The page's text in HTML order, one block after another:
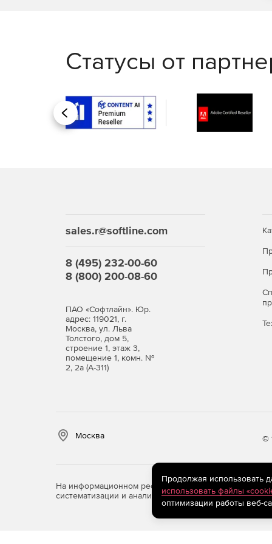
Статусы от
Назад
sales.r@softline.com
8 (495) 232-00-60
8 (800) 200-08-60
ПАО «Софтлайн». Юр.
адрес: 119021, г.
Москва, ул. Льва
Толстого, дом 5,
строение 1, этаж 3,
помещение 1, комн. №
2, 2а (А-311)
Москва ©
На информационном ресурсе store.softline.ru
систематизации и анализа сведений, относящихся
Продолжая использовать
использовать файлы
оптимизации работы веб-